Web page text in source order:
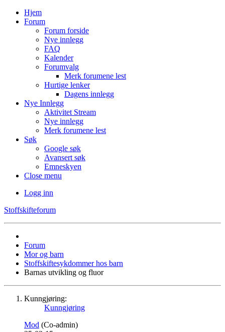
Hjem
Forum
Forum forside
Nye innlegg
FAQ
Kalender
Forumvalg
Merk forumene lest
Hurtige lenker
Dagens innlegg
Nye Innlegg
Aktivitet Stream
Nye innlegg
Merk forumene lest
Søk
Google søk
Avansert søk
Emneskyen
Close menu
Logg inn
Stoffskifteforum
Forum
Mor og barn
Stoffskiftesykdommer hos barn
Barnas utvikling og fluor
Kunngjøring:
Kunngjøring
Mod (Co-admin)